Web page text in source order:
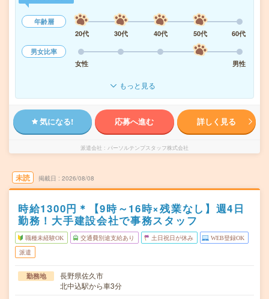
年齢層
20代
30代 40代 50代
60代
男女比率
女性
男性
もっと見る
気になる! 応募へ進む 詳しく見る
派遣会社 パーソルテンプスタッフ株式会社
未読 掲載日 2026/08/08
時給1300円＊【9時～16時×残業なし】週4日
勤務！大手建設会社で事務スタッフ
職種未経験OK 交通費別途支給あり 土日祝日が休み WEB登録OK
派遣
勤務地
長野県佐久市
北中込駅から車3分